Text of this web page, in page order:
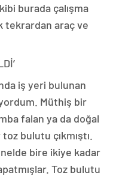
burada çalışma
tekrardan araç ve
iş yeri bulunan
Müthiş bir
falan ya da doğal
bulutu çıkmıştı.
bire ikiye kadar
Toz bulutu